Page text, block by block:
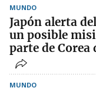
MUNDO
Japón alerta
un posible
parte de Corea
MUNDO